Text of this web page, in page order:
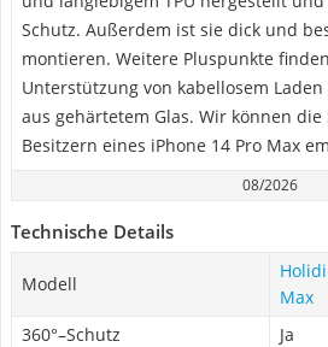
Schutz. Außerdem ist sie dick und
montieren. Weitere Pluspunkte
Unterstützung von kabellosem
aus gehärtetem Glas. Wir können
Besitzern eines iPhone 14 Pro Max
08/2026
Technische Details
Modell
Max
360°–Schutz
Ja